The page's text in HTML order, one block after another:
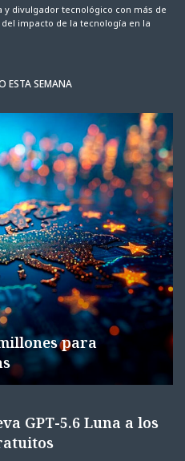
y divulgador tecnológico con más de
impacto de la tecnología en la
ESTA SEMANA
para
GPT-5.6 Luna a los